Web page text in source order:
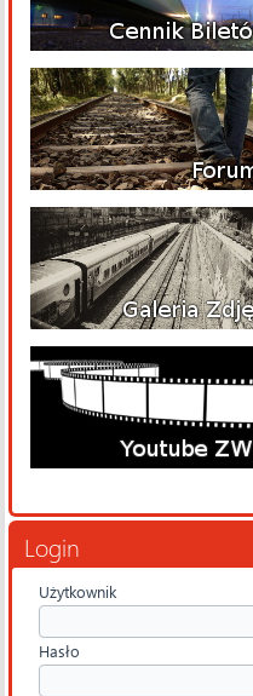
Login
Użytkownik
Hasło